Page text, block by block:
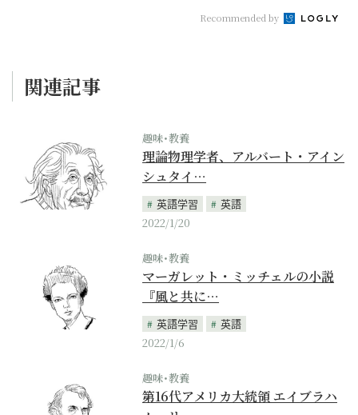
Recommended by
関連記事
趣味･教養
理論物理学者、アルバート・アイン
シュタイ…
英語学習
英語
2022/1/20
趣味･教養
マーガレット・ミッチェルの小説
『風と共に…
英語学習
英語
2022/1/6
趣味･教養
第16代アメリカ大統領 エイブラハ